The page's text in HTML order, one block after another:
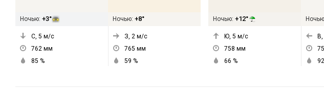
Ночью: +3°
С, 5 м/с
762 мм
85 %
Ночью: +8°
З, 2 м/с
765 мм
59 %
Ночью: +12°
Ю, 5 м/с
758 мм
66 %
92